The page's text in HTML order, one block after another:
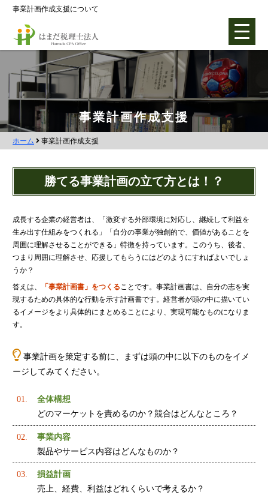
事業計画作成支援について
ホーム
各種支援業務
会社設立支援
会社設立0円プラン
株式会社設立
合同会社設立
社団法人設立
NPO法人設立
当事務所に依頼するメリット
経営革新計画の内容
計画を立てることで見えてくるもの
承認要件
留意事項
当税理士法人のサービス
資金調達支援
融資による資金調達について
事業計画作成支援
ホーム 事業計画作成支援
勝てる事業計画の立て方とは！？
成長する企業の経営者は、「激変する外部環境に対応し、継続して利益を
生み出す仕組みをつくれる」「自分の事業が独創的で、価値があることを
周囲に理解させることができる」特徴を持っています。このうち、後者、
つまり周囲に理解させ、応援してもらうにはどのようにすればよいでしょ
うか？
答えは、 「事業計画書」をつくることです。事業計画書は、自分の志を実
現するための具体的な行動を示す計画書です。経営者が頭の中に描いてい
るイメージをより具体的にまとめることにより、実現可能なものになりま
す。
事業計画を策定する前に、まずは頭の中に以下のものをイメ
ージしてみてください。
全体構想
どのマーケットを責めるのか？競合はどんなところ？
事業内容
製品やサービス内容はどんなものか？
損益計画
売上、経費、利益はどれくらいで考えるか？